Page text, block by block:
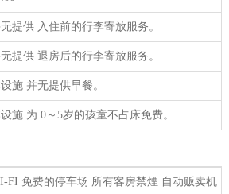
提供 入住前的行李寄放服务。
提供 退房后的行李寄放服务。
施 并无提供早餐。
施 为 0～5岁的孩童不占床免费。
FI 免费的停车场 所有客房禁煙 自动贩卖机